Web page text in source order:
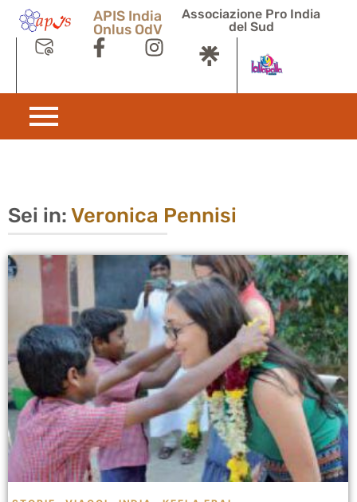
APIS India
Onlus OdV
Associazione Pro India
del Sud
Sei in: Veronica Pennisi